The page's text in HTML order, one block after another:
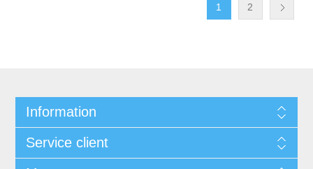
1 2
Information
Service client